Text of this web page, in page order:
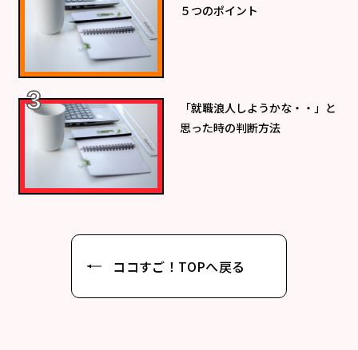
５つのポイント
「就職浪人しようかな・・」と
思った時の判断方法
ココすご！TOPへ戻る